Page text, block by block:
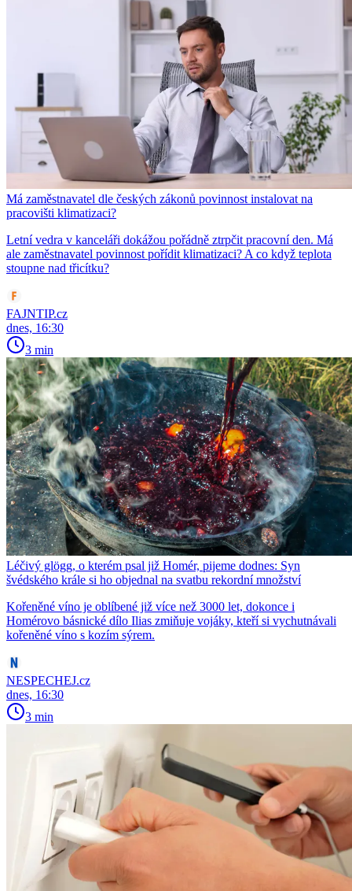
Má zaměstnavatel dle českých zákonů povinnost instalovat na
pracovišti klimatizaci?
Letní vedra v kanceláři dokážou pořádně ztrpčit pracovní den. Má
ale zaměstnavatel povinnost pořídit klimatizaci? A co když teplota
stoupne nad třicítku?
FAJNTIP.cz
dnes, 16:30
3 min
Léčivý glögg, o kterém psal již Homér, pijeme dodnes: Syn
švédského krále si ho objednal na svatbu rekordní množství
Kořeněné víno je oblíbené již více než 3000 let, dokonce i
Homérovo básnické dílo Ilias zmiňuje vojáky, kteří si vychutnávali
kořeněné víno s kozím sýrem.
NESPECHEJ.cz
dnes, 16:30
3 min